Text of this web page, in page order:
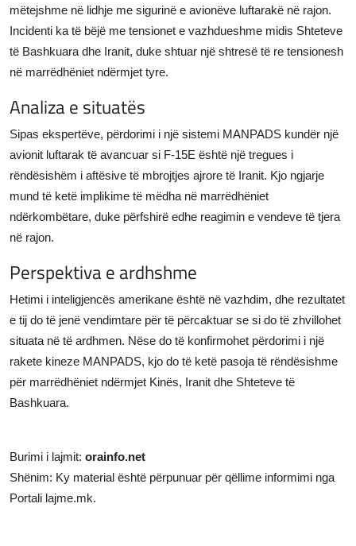
mëtejshme në lidhje me sigurinë e avionëve luftarakë në rajon.
Incidenti ka të bëjë me tensionet e vazhdueshme midis Shteteve
të Bashkuara dhe Iranit, duke shtuar një shtresë të re tensionesh
në marrëdhëniet ndërmjet tyre.
Analiza e situatës
Sipas ekspertëve, përdorimi i një sistemi MANPADS kundër një
avionit luftarak të avancuar si F-15E është një tregues i
rëndësishëm i aftësive të mbrojtjes ajrore të Iranit. Kjo ngjarje
mund të ketë implikime të mëdha në marrëdhëniet
ndërkombëtare, duke përfshirë edhe reagimin e vendeve të tjera
në rajon.
Perspektiva e ardhshme
Hetimi i inteligjencës amerikane është në vazhdim, dhe rezultatet
e tij do të jenë vendimtare për të përcaktuar se si do të zhvillohet
situata në të ardhmen. Nëse do të konfirmohet përdorimi i një
rakete kineze MANPADS, kjo do të ketë pasoja të rëndësishme
për marrëdhëniet ndërmjet Kinës, Iranit dhe Shteteve të
Bashkuara.
Burimi i lajmit: orainfo.net
Shënim: Ky material është përpunuar për qëllime informimi nga
Portali lajme.mk.